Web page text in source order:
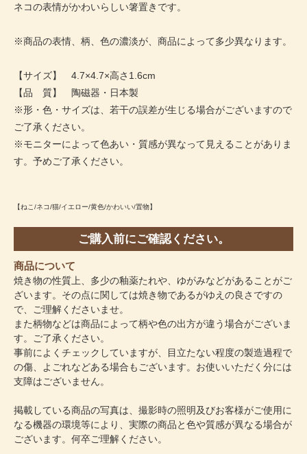
ネコの表情がかわいらしい箸置きです。
※商品の表情、柄、色の濃淡が、商品によって多少異なります。
【サイズ】 4.7×4.7×高さ1.6cm
【品 質】 陶磁器・日本製
※形・色・サイズは、若干の誤差が生じる場合がございますので
ご了承ください。
※モニターによって色あい・質感が異なって見えることがありま
す。予めご了承ください。
【ねこ/ネコ/猫/イエロー/黄色/かわいい/置物】
ご購入前にご確認ください。
商品について
焼き物の性質上、多少の釉薬たれや、ゆがみなどがあることがご
ざいます。その点に関しては焼き物であるがゆえの良さですの
で、ご理解くださいませ。
また柄物などは商品によって柄や色の出方が違う場合がございま
す。ご了承ください。
事前によくチェックしていますが、目立たない程度の製造過程で
の傷、よごれなどある場合もございます。お使いいただく分には
支障はございません。
掲載している商品の写真は、撮影時の照明及びお客様がご使用に
なる機器の環境等により、実際の商品と色や質感が異なる場合が
ございます。何卒ご理解ください。